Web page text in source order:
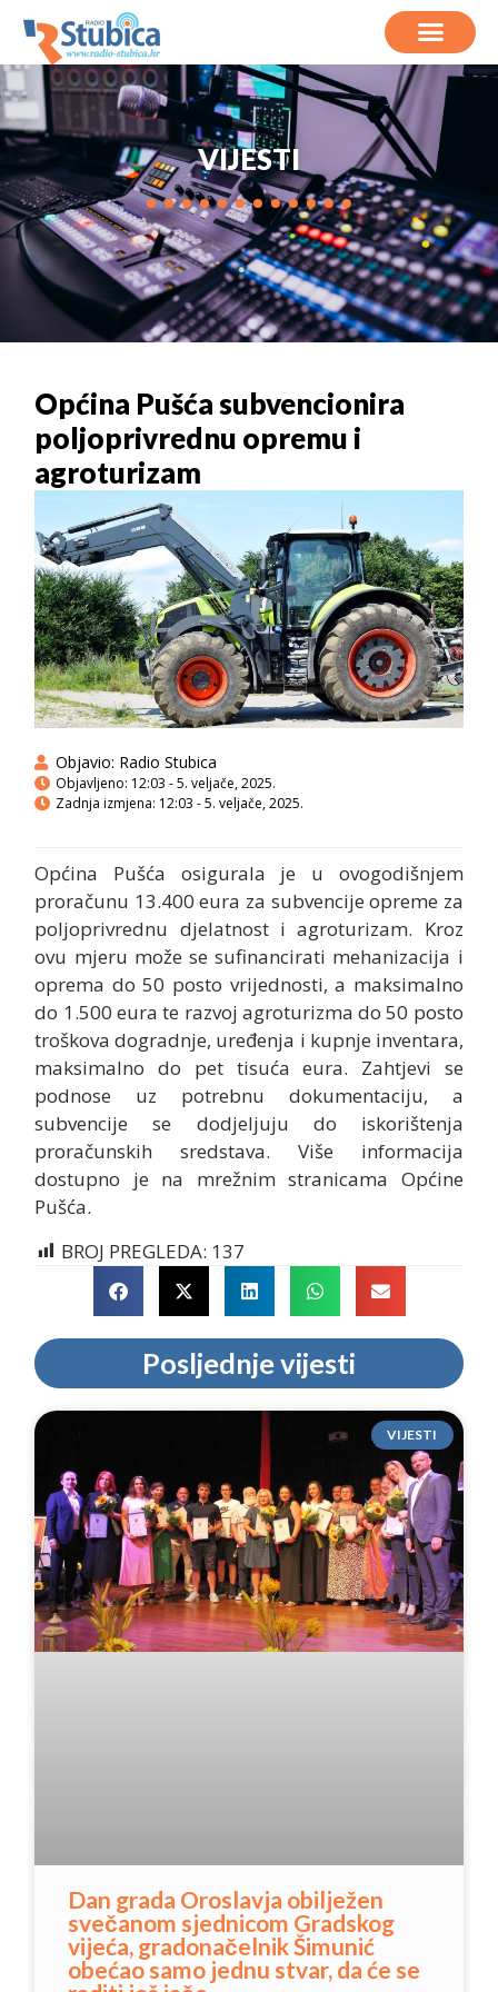
VIJESTI
Općina Pušća subvencionira
poljoprivrednu opremu i
agroturizam
Objavio: Radio Stubica
Objavljeno: 12:03 - 5. veljače, 2025.
Zadnja izmjena: 12:03 - 5. veljače, 2025.
Općina Pušća osigurala je u ovogodišnjem
proračunu 13.400 eura za subvencije opreme za
poljoprivrednu djelatnost i agroturizam. Kroz
ovu mjeru može se sufinancirati mehanizacija i
oprema do 50 posto vrijednosti, a maksimalno
do 1.500 eura te razvoj agroturizma do 50 posto
troškova dogradnje, uređenja i kupnje inventara,
maksimalno do pet tisuća eura. Zahtjevi se
podnose uz potrebnu dokumentaciju, a
subvencije se dodjeljuju do iskorištenja
proračunskih sredstava. Više informacija
dostupno je na mrežnim stranicama Općine
Pušća.
BROJ PREGLEDA: 137
Posljednje vijesti
VIJESTI
Dan grada Oroslavja obilježen
svečanom sjednicom Gradskog
vijeća, gradonačelnik Šimunić
obećao samo jednu stvar, da će se